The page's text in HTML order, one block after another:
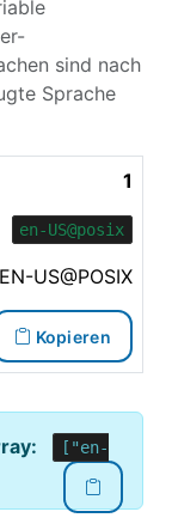
sind nach
Sprache
1
en-US@posix
EN-US@POSIX
Kopieren
["en-